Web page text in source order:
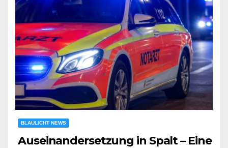
BLAULICHT NEWS
Auseinandersetzung in Spalt – Eine